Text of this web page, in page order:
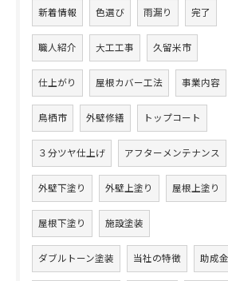
新着情報 色選び 雨漏り 完了
職人紹介 大工工事 久留米市
仕上がり 屋根カバー工法 事業内容
鳥栖市 外壁修繕 トップコート
３分ツヤ仕上げ アフターメンテナンス
外壁下塗り 外壁上塗り 屋根上塗り
屋根下塗り 施設塗装
ダブルトーン塗装 当社の特徴 助成金